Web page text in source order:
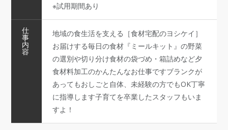
※試用期間あり
仕
事
内
容
地域の食生活を支える［食材宅配のヨシケイ］
お届けする毎日の食材『ミールキット』の野菜
の選別や切り分け食材の袋づめ・箱詰めなど夕
食材料加工のかんたんなお仕事ですブランクが
あってもおしごと自体、未経験の方でもOK丁寧
に指導します子育てを卒業したスタッフもいま
すよ！